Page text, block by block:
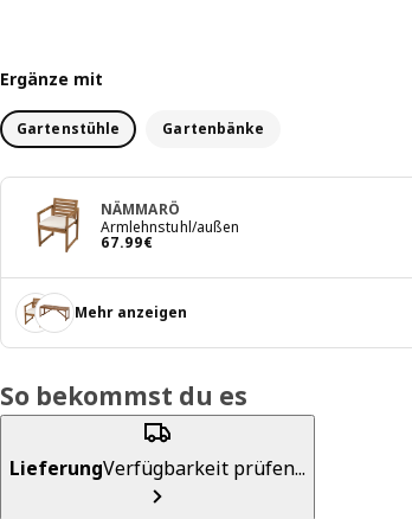
Ergänze mit
Gartenstühle Gartenbänke
NÄMMARÖ
Armlehnstuhl/außen
67.99€
Preis 67.99€
Mehr anzeigen
So bekommst du es
LieferungVerfügbarkeit prüfen...